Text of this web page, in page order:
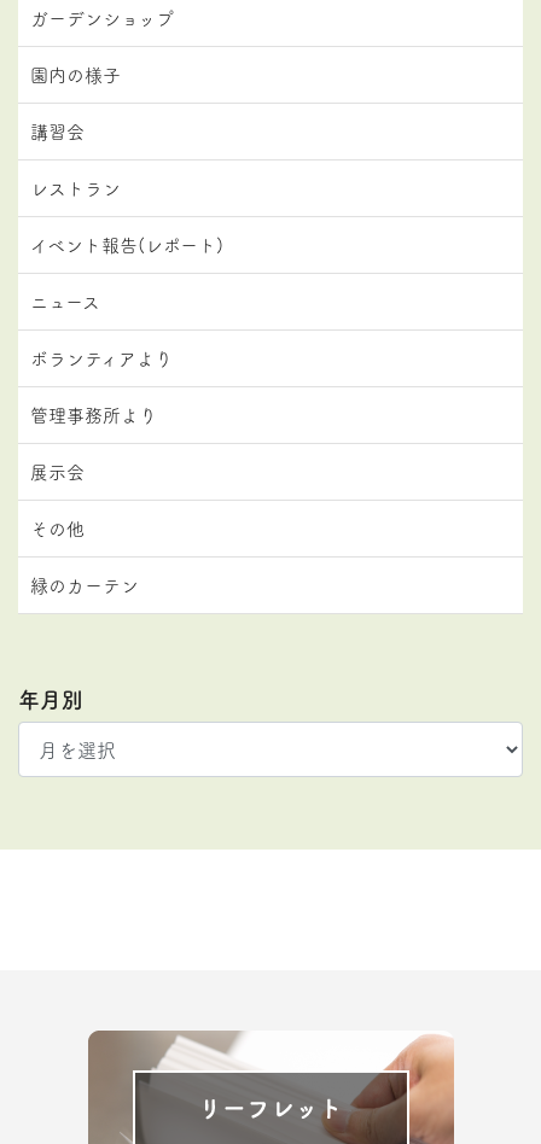
ガーデンショップ
園内の様子
講習会
レストラン
イベント報告(レポート)
ニュース
ボランティアより
管理事務所より
展示会
その他
緑のカーテン
年月別